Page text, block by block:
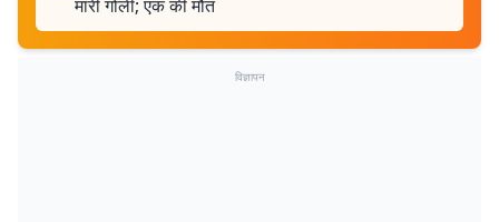
मारी गोली; एक की मौत
विज्ञापन